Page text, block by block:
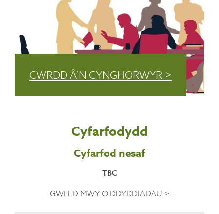
CWRDD Â’N CYNGHORWYR >
Cyfarfodydd
Cyfarfod nesaf
TBC
GWELD MWY O DDYDDIADAU >